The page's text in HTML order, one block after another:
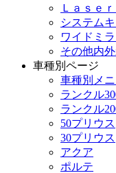
Ｌａｓｅ
システム
ワイドミ
その他内
車種別ページ
車種別メ
ランクル
ランクル
50プリウス
30プリウス
アクア
ポルテ